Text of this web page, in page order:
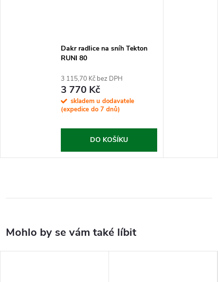
Dakr radlice na sníh Tekton
RUNI 80
3 115,70 Kč bez DPH
3 770 Kč
skladem u dodavatele
(expedice do 7 dnů)
DO KOŠÍKU